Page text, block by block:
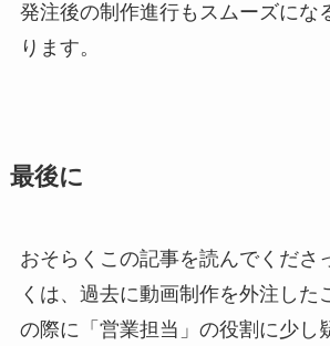
発注後の制作進行もスムーズにな
ります。
最後に
おそらくこの記事を読んでくださ
くは、過去に動画制作を外注した
の際に「営業担当」の役割に少し